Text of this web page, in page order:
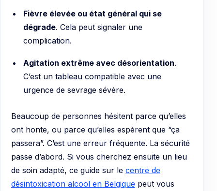
Fièvre élevée ou état général qui se
dégrade. Cela peut signaler une
complication.
Agitation extrême avec désorientation.
C’est un tableau compatible avec une
urgence de sevrage sévère.
Beaucoup de personnes hésitent parce qu’elles
ont honte, ou parce qu’elles espèrent que “ça
passera”. C’est une erreur fréquente. La sécurité
passe d’abord. Si vous cherchez ensuite un lieu
de soin adapté, ce guide sur le centre de
désintoxication alcool en Belgique peut vous